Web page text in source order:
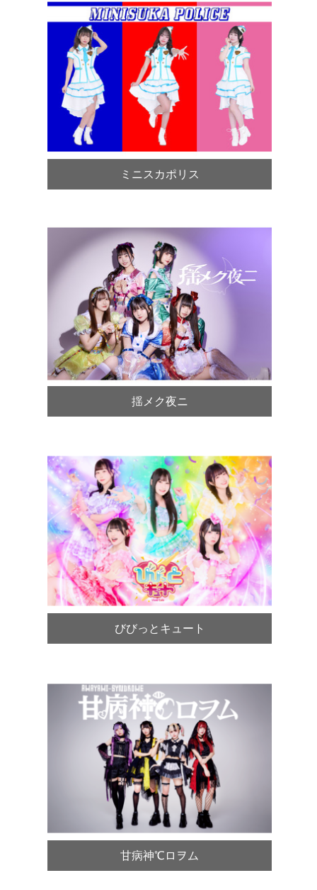
ミニスカポリス
揺メク夜ニ
びびっとキュート
甘病神℃ロヲム